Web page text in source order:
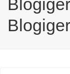
Blogiger